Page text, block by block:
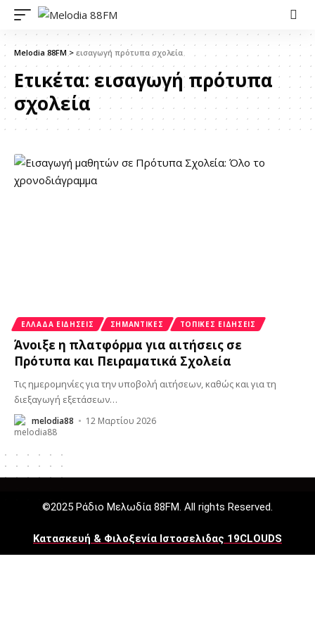
Melodia 88FM > εισαγωγή πρότυπα σχολεία
Ετικέτα:εισαγωγή πρότυπα
σχολεία
ΕΛΛΆΔΑ ΕΙΔΉΣΕΙΣ ΣΗΜΑΝΤΙΚΈΣ ΤΟΠΙΚΈΣ ΕΙΔΉΣΕΙΣ
Άνοιξε η πλατφόρμα για αιτήσεις σε
Πρότυπα και Πειραματικά Σχολεία
Τις ημερομηνίες για την υποβολή αιτήσεων, καθώς και για τη
διεξαγωγή εξετάσεων…
melodia88 12 Μαρτίου 2026
©2025 Ράδιο Μελωδία 88FM. All rights Reserved.
Κατασκευή & Φιλοξενία Ιστοσελιδας 19CLOUDS